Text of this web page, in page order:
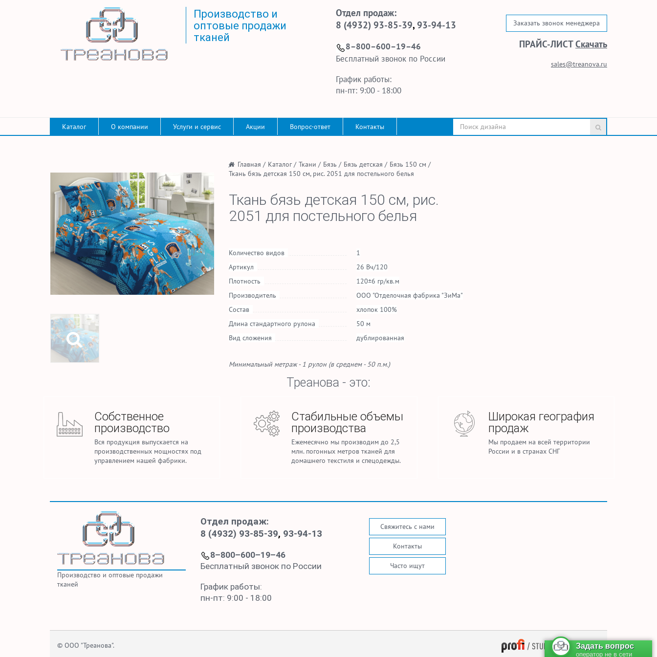
Производство и
оптовые продажи
тканей
Отдел продаж:
8 (4932) 93-85-39, 93-94-13
8–800–600–19–46
Бесплатный звонок по России
График работы:
пн-пт: 9:00 - 18:00
Заказать звонок менеджера
ПРАЙС-ЛИСТСкачать
sales@treanova.ru
Каталог О компании Услуги и сервис Акции Вопрос-ответ Контакты
/ Главная / Каталог/ Ткани / Бязь / Бязь детская / Бязь 150 см /
Ткань бязь детская 150 см, рис. 2051 для постельного белья
Ткань бязь детская 150 см, рис.
2051 для постельного белья
Количество видов
1
Артикул
26 Вч/120
Плотность
120±6 гр/кв.м
Производитель
ООО "Отделочная фабрика "ЗиМа"
Состав
хлопок 100%
Длина стандартного рулона
50 м
Вид сложения
дублированная
Минимальный метраж - 1 рулон (в среднем - 50 п.м.)
Треанова - это:
Собственное
производство
Вся продукция выпускается на
производственных мощностях под
управлением нашей фабрики.
Стабильные объемы
производства
Ежемесячно мы производим до 2,5
млн. погонных метров тканей для
домашнего текстиля и спецодежды.
Широкая география
продаж
Мы продаем на всей территории
России и в странах СНГ
Производство и оптовые продажи
тканей
Отдел продаж:
8 (4932) 93-85-39, 93-94-13
8–800–600–19–46
Бесплатный звонок по России
График работы:
пн-пт: 9:00 - 18:00
Свяжитесь с нами
Контакты
Часто ищут
© ООО "Треанова". — поддержка сайта
Задать вопрос
оператор не в сети